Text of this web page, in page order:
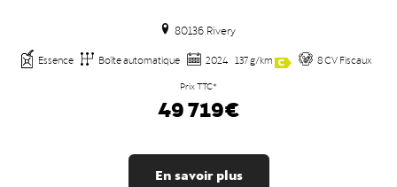
80136 Rivery
Essence Boîte automatique 2024 137 g/km 8 CV Fiscaux
Prix TTC*
49 719€
En savoir plus